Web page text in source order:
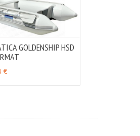
GOLDENSHIP HSD
€